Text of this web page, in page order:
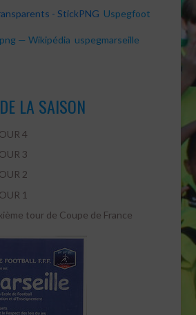
Uspegfoot
uspegmarseille
LA SAISON
4
3
2
1
tour de Coupe de France